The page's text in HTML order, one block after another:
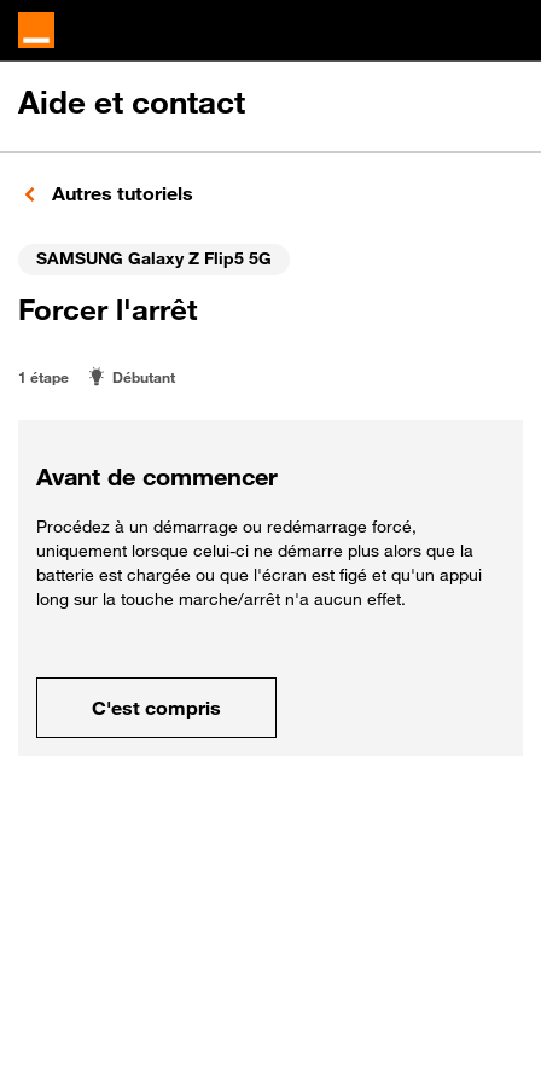
Aide et contact
Autres tutoriels
SAMSUNG Galaxy Z Flip5 5G
Forcer l'arrêt
1 étape Débutant
Avant de commencer
Procédez à un démarrage ou redémarrage forcé,
uniquement lorsque celui-ci ne démarre plus alors que la
batterie est chargée ou que l'écran est figé et qu'un appui
long sur la touche marche/arrêt n'a aucun effet.
C'est compris